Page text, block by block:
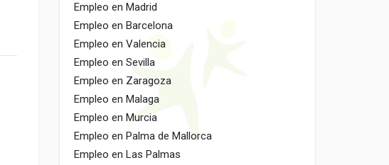
Empleo en Madrid
Empleo en Barcelona
Empleo en Valencia
Empleo en Sevilla
Empleo en Zaragoza
Empleo en Malaga
Empleo en Murcia
Empleo en Palma de Mallorca
Empleo en Las Palmas